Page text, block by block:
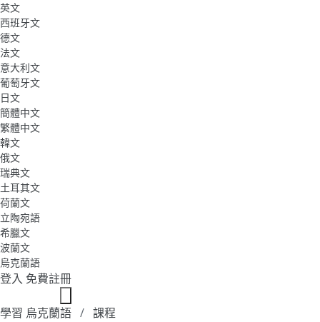
英文
西班牙文
德文
法文
意大利文
葡萄牙文
日文
簡體中文
繁體中文
韓文
俄文
瑞典文
土耳其文
荷蘭文
立陶宛語
希臘文
波蘭文
烏克蘭語
登入 免費註冊
學習 烏克蘭語 課程